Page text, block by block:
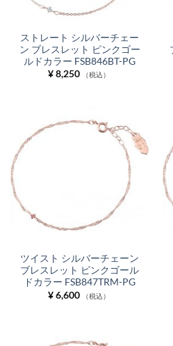
ストレート シルバーチェー
ン ブレスレット ピンクゴー
ルドカラー FSB846BT-PG
¥8,250 （税込）
ツイスト シルバーチェーン
ブレスレット ピンクゴール
ドカラー FSB847TRM-PG
¥6,600 （税込）